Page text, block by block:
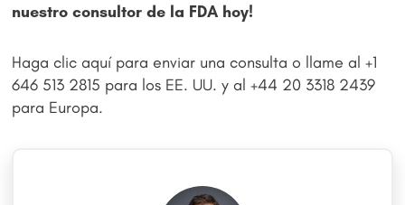
nuestro consultor de la FDA hoy!
Haga clic aquí para enviar una consulta o llame al +1
646 513 2815 para los EE. UU. y al +44 20 3318 2439
para Europa.